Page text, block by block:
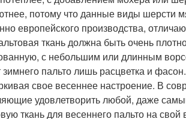
потому что данные виды шерсти
европейского производства,
ткань должна быть очень
с небольшим или длинным
пальто лишь расцветка и
свое весеннее настроение. В
удовлетворить любой, даже
ткань для весеннего пальто на свой